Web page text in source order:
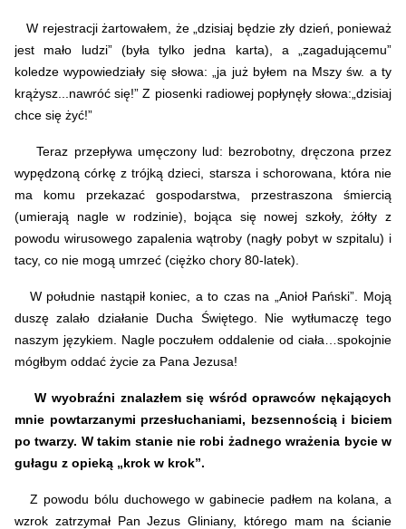
W rejestracji żartowałem, że „dzisiaj będzie zły dzień, ponieważ
jest mało ludzi” (była tylko jedna karta), a „zagadującemu”
koledze wypowiedziały się słowa: „ja już byłem na Mszy św. a ty
krążysz...nawróć się!” Z piosenki radiowej popłynęły słowa:„dzisiaj
chce się żyć!”
Teraz przepływa umęczony lud: bezrobotny, dręczona przez
wypędzoną córkę z trójką dzieci, starsza i schorowana, która nie
ma komu przekazać gospodarstwa, przestraszona śmiercią
(umierają nagle w rodzinie), bojąca się nowej szkoły, żółty z
powodu wirusowego zapalenia wątroby (nagły pobyt w szpitalu) i
tacy, co nie mogą umrzeć (ciężko chory 80-latek).
W południe nastąpił koniec, a to czas na „Anioł Pański”. Moją
duszę zalało działanie Ducha Świętego. Nie wytłumaczę tego
naszym językiem. Nagle poczułem oddalenie od ciała…spokojnie
mógłbym oddać życie za Pana Jezusa!
W wyobraźni znalazłem się wśród oprawców nękających
mnie powtarzanymi przesłuchaniami, bezsennością i biciem
po twarzy. W takim stanie nie robi żadnego wrażenia bycie w
gułagu z opieką „krok w krok”.
Z powodu bólu duchowego w gabinecie padłem na kolana, a
wzrok zatrzymał Pan Jezus Gliniany, którego mam na ścianie